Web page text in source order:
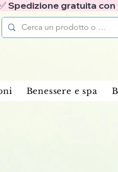
Spedizione gratuita con
Benessere e spa